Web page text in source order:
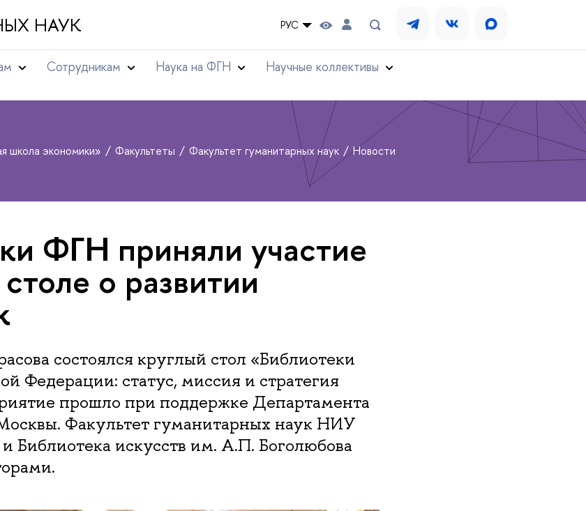
НАУК РУС
Сотрудникам Наука на ФГН
Научные коллективы
школа экономики» Факультеты Факультет гуманитарных наук Новости
ФГН приняли участие
о развитии
состоялся круглый стол «Библиотеки
Федерации: статус, миссия и стратегия
прошло при поддержке Департамента
Факультет гуманитарных наук НИУ
искусств им. А.П. Боголюбова